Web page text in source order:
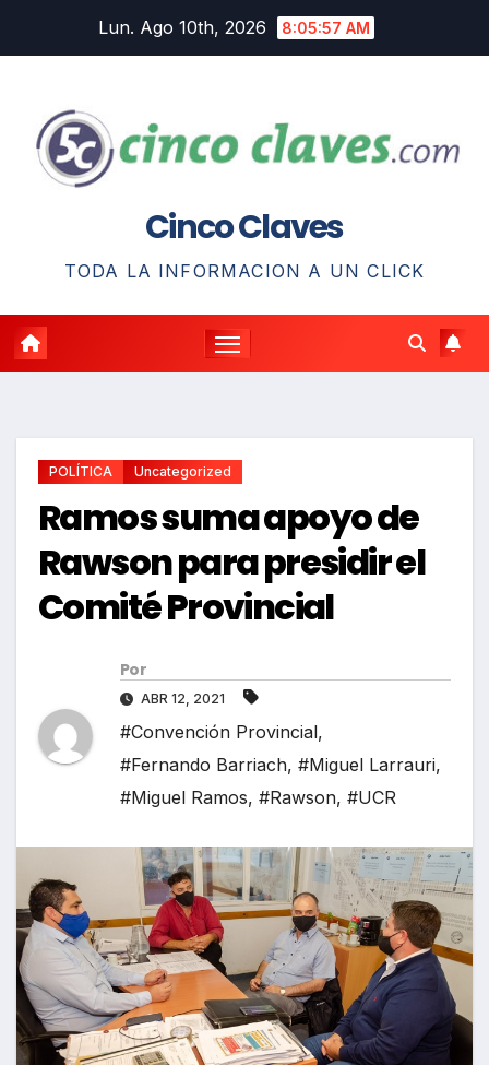
Lun. Ago 10th, 2026 8:05:58 AM
Cinco Claves
TODA LA INFORMACION A UN CLICK
POLÍTICA Uncategorized
Ramos suma apoyo de
Rawson para presidir el
Comité Provincial
Por
ABR 12, 2021
#Convención Provincial,
#Fernando Barriach, #Miguel Larrauri,
#Miguel Ramos, #Rawson, #UCR